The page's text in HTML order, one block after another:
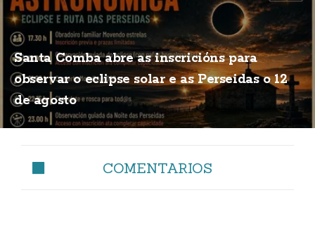
Santa Comba abre as inscricións para
observar o eclipse solar e as Perseidas o 12
de agosto
COMENTARIOS